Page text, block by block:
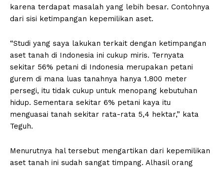
karena terdapat masalah yang lebih besar. Contohnya
dari sisi ketimpangan kepemilikan aset.
“Studi yang saya lakukan terkait dengan ketimpangan
aset tanah di Indonesia ini cukup miris. Ternyata
sekitar 56% petani di Indonesia merupakan petani
gurem di mana luas tanahnya hanya 1.800 meter
persegi, itu tidak cukup untuk menopang kebutuhan
hidup. Sementara sekitar 6% petani kaya itu
menguasai tanah sekitar rata-rata 5,4 hektar,” kata
Teguh.
Menurutnya hal tersebut mengartikan dari kepemilikan
aset tanah ini sudah sangat timpang. Alhasil orang